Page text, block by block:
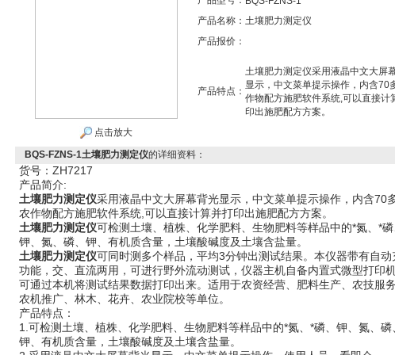
点击放大
产品名称： 土壤肥力测定仪
产品报价：
产品特点：
土壤肥力测定仪采用液晶中文大屏
显示，中文菜单提示操作，内含70
作物配方施肥软件系统,可以直接计
印出施肥配方方案。
BQS-FZNS-1土壤肥力测定仪的详细资料：
货号：ZH7217
产品简介:
土壤肥力测定仪采用液晶中文大屏幕背光显示，中文菜单提示操作，内含70
农作物配方施肥软件系统,可以直接计算并打印出施肥配方方案。
土壤肥力测定仪可检测土壤、植株、化学肥料、生物肥料等样品中的*氮、*
钾、氮、磷、钾、有机质含量，土壤酸碱度及土壤含盐量。
土壤肥力测定仪可同时测多个样品，平均3分钟出测试结果。本仪器带有自动
功能，交、直流两用，可进行野外流动测试，仪器主机自备内置式微型打印
可通过本机将测试结果数据打印出来。适用于农资经营、肥料生产、农技服
农机推广、林木、花卉、农业院校等单位。
产品特点：
1.可检测土壤、植株、化学肥料、生物肥料等样品中的*氮、*磷、钾、氮、磷
钾、有机质含量，土壤酸碱度及土壤含盐量。